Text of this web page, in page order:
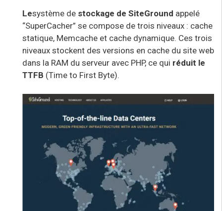
Lesystème de stockage de SiteGround appelé
“SuperCacher” se compose de trois niveaux : cache
statique, Memcache et cache dynamique. Ces trois
niveaux stockent des versions en cache du site web
dans la RAM du serveur avec PHP, ce qui réduit le
TTFB (Time to First Byte).